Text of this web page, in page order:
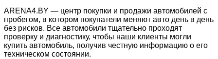
ARENA4.BY — центр покупки и продажи автомобилей с
пробегом, в котором покупатели меняют авто день в день
без рисков. Все автомобили тщательно проходят
проверку и диагностику, чтобы наши клиенты могли
купить автомобиль, получив честную информацию о его
техническом состоянии.